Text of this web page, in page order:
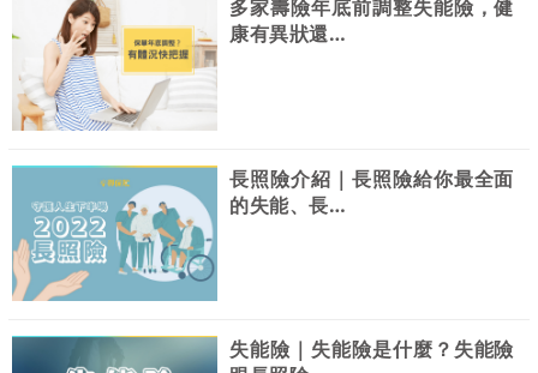
多家壽險年底前調整失能險，健
康有異狀還…
長照險介紹｜長照險給你最全面
的失能、長…
失能險｜失能險是什麼？失能險